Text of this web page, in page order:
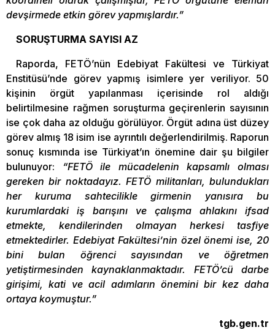
devşirmede etkin görev yapmışlardır.”
SORUŞTURMA SAYISI AZ
Raporda, FETÖ’nün Edebiyat Fakültesi ve Türkiyat
Enstitüsü’nde görev yapmış isimlere yer veriliyor. 50
kişinin örgüt yapılanması içerisinde rol aldığı
belirtilmesine rağmen soruşturma geçirenlerin sayısının
ise çok daha az olduğu görülüyor. Örgüt adına üst düzey
görev almış 18 isim ise ayrıntılı değerlendirilmiş. Raporun
sonuç kısmında ise Türkiyat’ın önemine dair şu bilgiler
bulunuyor: “FETÖ ile mücadelenin kapsamlı olması
gereken bir noktadayız. FETÖ militanları, bulundukları
her kuruma sahtecilikle girmenin yanısıra bu
kurumlardaki iş barışını ve çalışma ahlakını ifsad
etmekte, kendilerinden olmayan herkesi tasfiye
etmektedirler. Edebiyat Fakültesi’nin özel önemi ise, 20
bini bulan öğrenci sayısından ve öğretmen
yetiştirmesinden kaynaklanmaktadır. FETÖ’cü darbe
girişimi, kati ve acil adımların önemini bir kez daha
ortaya koymuştur.”
tgb.gen.tr